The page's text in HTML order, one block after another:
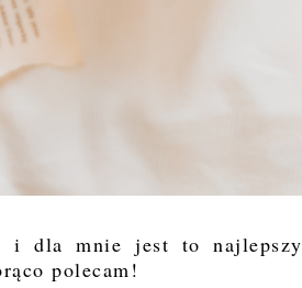
i dla mnie jest to najlepszy
polecam!